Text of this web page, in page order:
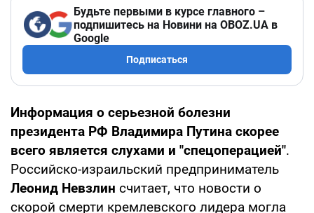
Будьте первыми в курсе главного –
подпишитесь на Новини на OBOZ.UA в
Google
Подписаться
Информация о серьезной болезни
президента РФ Владимира Путина скорее
всего является слухами и "спецоперацией".
Российско-израильский предприниматель
Леонид Невзлин считает, что новости о
скорой смерти кремлевского лидера могла